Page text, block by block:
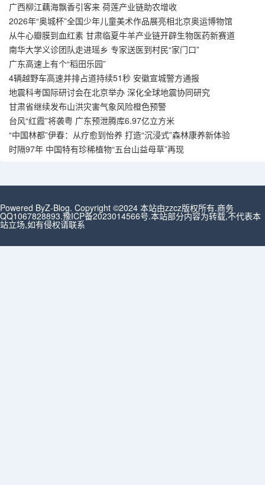
广西柳江藕海飘香引客来 荷莲产业链助农增收
2026年“奥城杯”全国少年儿童美术作品展亮相北京奥运博物馆
从牛心瓣膜到血红素 甘肃临夏牛羊产业链开辟生物医药新赛道
南华大学义诊团队走进瑶乡 专家送医到村民“家门口”
广东高速上有个“稻田乐园”
4辆越野车高速并排占道持续51秒 安徽宣城警方通报
地震科考国际研讨会在北京举办 深化全球地震协同研究
甘肃省继续发布山洪灾害气象风险橙色预警
台风“红霞”将袭粤 广东预泄腾库6.97亿立方米
“中国林都”伊春：从疗愈到怡养 打造“沉浸式”森林康养新体验
时隔97年 中国特有珍稀植物“五台山益母草”再现
Powered ByZ-Blog. Copyright ©2024 本站由zzcz版权所有.商务
QQ1067828893.豫ICP备2023014566号.本站部分内容为转载,不代表本
站立场,如有侵权请联系